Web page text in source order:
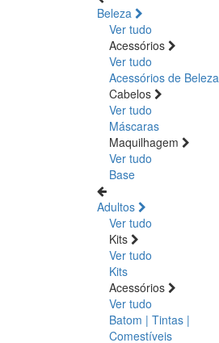
Beleza
Ver tudo
Acessórios
Ver tudo
Acessórios de Beleza
Cabelos
Ver tudo
Máscaras
Maquilhagem
Ver tudo
Base
Adultos
Ver tudo
Kits
Ver tudo
Kits
Acessórios
Ver tudo
Batom | Tintas |
Comestíveis